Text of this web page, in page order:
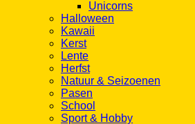
Unicorns
Halloween
Kawaii
Kerst
Lente
Herfst
Natuur & Seizoenen
Pasen
School
Sport & Hobby